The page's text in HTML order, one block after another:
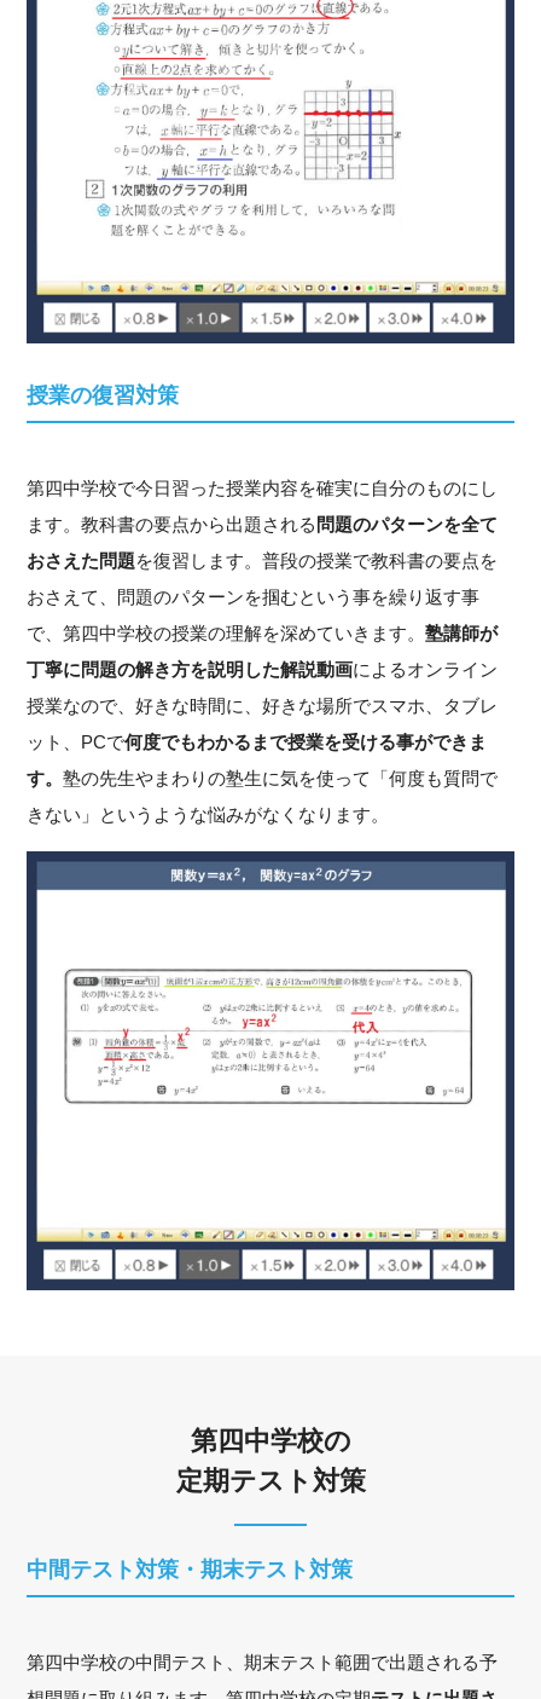
授業の復習対策
第四中学校で今日習った授業内容を確実に自分のものにし
ます。教科書の要点から出題される 問題のパターンを全て
おさえた問題を復習します。普段の授業で教科書の要点を
おさえて、問題のパターンを掴むという事を繰り返す事
で、第四中学校の授業の理解を深めていきます。塾講師が
丁寧に問題の解き方を説明した解説動画によるオンライン
授業なので、好きな時間に、好きな場所でスマホ、タブレ
ット、PCで何度でもわかるまで授業を受ける事ができま
す。塾の先生やまわりの塾生に気を使って「何度も質問で
きない」というような悩みがなくなります。
第四中学校の
定期テスト対策
中間テスト対策・期末テスト対策
第四中学校の中間テスト、期末テスト範囲で出題される予